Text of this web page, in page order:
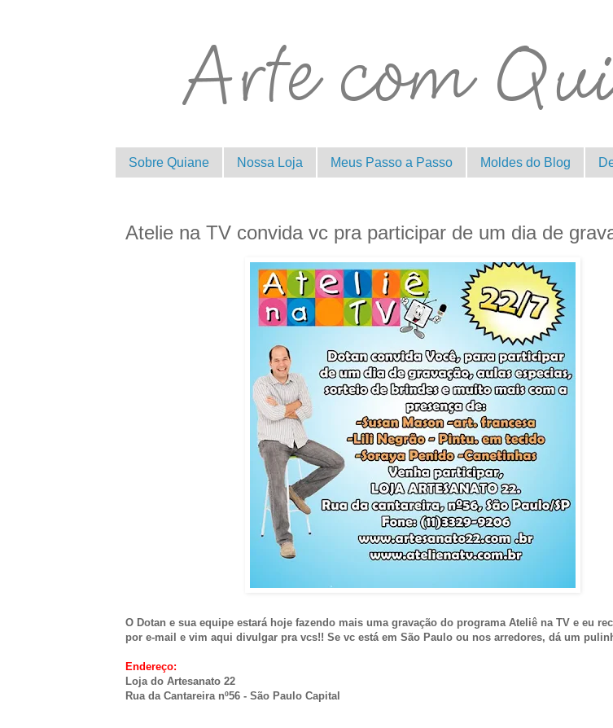
Sobre Quiane Nossa Loja Meus Passo a Passo Moldes do Blog
Atelie na TV convida vc pra participar de um dia de
O Dotan e sua equipe estará hoje fazendo mais uma gravação do programa Ateliê na TV e eu
por e-mail e vim aqui divulgar pra vcs!! Se vc está em São Paulo ou nos arredores, dá um
Endereço:
Loja do Artesanato 22
Rua da Cantareira nº56 - São Paulo Capital